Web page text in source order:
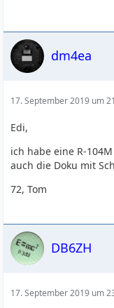
dm4ea
17. September 2019 um
Edi,
ich habe eine R-
auch die Doku mit
72, Tom
DB6ZH
17. September 2019 um